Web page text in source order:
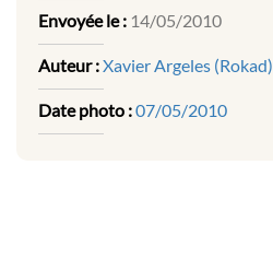
Envoyée le : 14/05/2010
Auteur :Xavier Argeles (Rokad)
Date photo :07/05/2010